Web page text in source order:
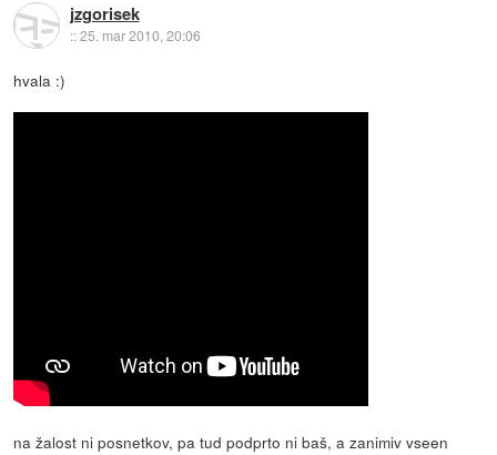
jzgorisek
::25. mar 2010, 20:06
hvala :)
na žalost ni posnetkov, pa tud podprto ni baš, a zanimiv vseen